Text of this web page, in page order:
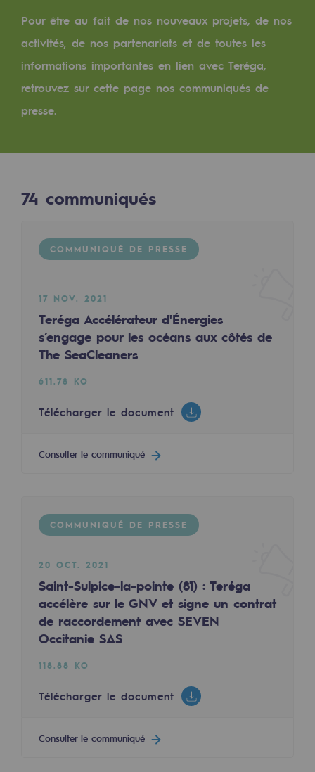
Transversalité et Collaboratif
Notre culture et nos valeurs
Une organisation certifiée
Notre organisation
Indicateurs
Où nous trouver
Les énergies d'avenir
Les énergies d'avenir
Notre vision
Gaz renouvelables et procédés durables
Gaz renouvelables et procédés
Nouveaux usages
Concertations CH4, H2 et CO2
Espace pédagogique
Espace pédagogique
2050 : un monde d’énergies
Objectif Hydrogène
CCUS Objectif Zéro CO2
Pour être au fait de nos nouveaux projets, de nos
activités, de nos partenariats et de toutes les
informations importantes en lien avec Teréga,
retrouvez sur cette page nos communiqués de
presse.
74 communiqués
COMMUNIQUÉ DE PRESSE
17 NOV. 2021
Teréga Accélérateur d'Énergies
s’engage pour les océans aux côtés de
The SeaCleaners
611.78 KO
Télécharger le document
Consulter le communiqué
COMMUNIQUÉ DE PRESSE
20 OCT. 2021
Saint-Sulpice-la-pointe (81) : Teréga
accélère sur le GNV et signe un contrat
de raccordement avec SEVEN
Occitanie SAS
118.88 KO
Télécharger le document
Consulter le communiqué